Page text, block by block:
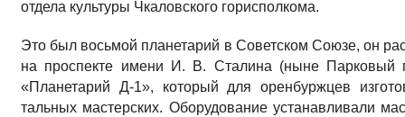
от­дела культуры Чкаловского горисполкома.
Это был восьмой планетарий в Советском Союзе, он
на проспек­те имени И. В. Сталина (ныне Парковый
«Планетарий Д-1», который для оренбуржцев
тальных мастерских. Оборудование устанавливали